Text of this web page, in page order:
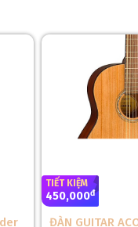
TIẾT KIỆM
450,000đ
ĐÀN GUITAR